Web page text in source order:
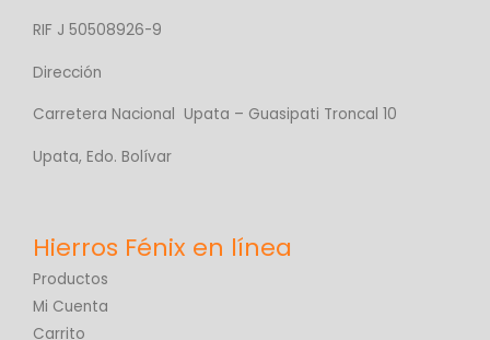
RIF J 50508926-9
Dirección
Carretera Nacional Upata – Guasipati Troncal 10
Upata, Edo. Bolívar
Productos
Mi Cuenta
Carrito